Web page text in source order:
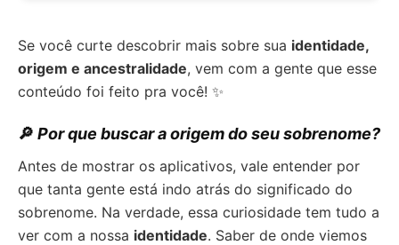
Se você curte descobrir mais sobre sua identidade,
origem e ancestralidade, vem com a gente que esse
conteúdo foi feito pra você! ✨
🔎 Por que buscar a origem do seu sobrenome?
Antes de mostrar os aplicativos, vale entender por
que tanta gente está indo atrás do significado do
sobrenome. Na verdade, essa curiosidade tem tudo a
ver com a nossa identidade. Saber de onde viemos